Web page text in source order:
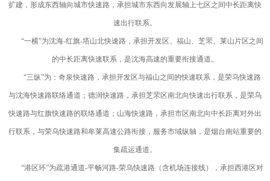
扩建，形成东西轴向城市快速路，承担城市东西向发展轴上七区之间中长距离快
速出行联系。
“一横”为沈海-红旗-塔山北快速路，承担开发区、福山、芝罘、莱山片区之间
的中长距离快速联系，是沈海高速的重要衔接通道。
“三纵”为：奇泉快速路，承担开发区与福山之间的快速联系，是荣乌快速路
与沈海快速路联络通道；德润快速路，承担芝罘区南北向快速出行联系，是荣乌
快速路与红旗快速路的联络通道；山海快速路，承担市区南北向中长距离对外出
行联系，与荣乌快速路和牟莱高速公路衔接，服务市域纵轴，是烟台南站重要的
集疏运通道。
“港区环”为疏港通道-平畅河路-荣乌快速路（含机场连接线），承担西港区对